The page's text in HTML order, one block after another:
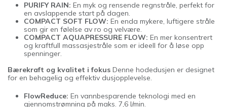
PURIFY RAIN: En myk og rensende regnstråle, perfekt for
en avslappende start på dagen.
COMPACT SOFT FLOW: En enda mykere, luftigere stråle
som gir en følelse av ro og velvære.
COMPACT AQUAPRESSURE FLOW: En mer konsentrert
og kraftfull massasjestråle som er ideell for å løse opp
spenninger.
Bærekraft og kvalitet i fokus Denne hodedusjen er designet
for en behagelig og effektiv dusjopplevelse.
FlowReduce: En vannbesparende teknologi med en
gjennomstrømning på maks. 7,6 l/min.